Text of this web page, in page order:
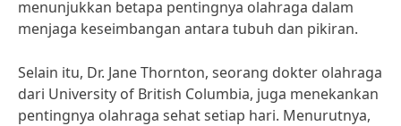
menunjukkan betapa pentingnya olahraga dalam
menjaga keseimbangan antara tubuh dan pikiran.
Selain itu, Dr. Jane Thornton, seorang dokter olahraga
dari University of British Columbia, juga menekankan
pentingnya olahraga sehat setiap hari. Menurutnya,